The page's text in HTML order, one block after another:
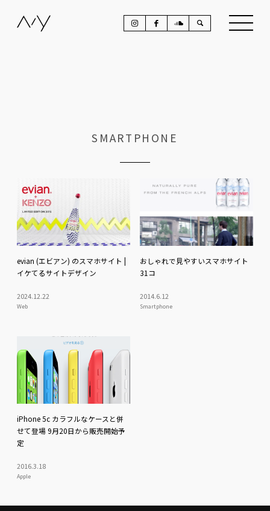
SMARTPHONE
evian (エビアン) のスマホサイト |
イケてるサイトデザイン
2024.12.22
Web
おしゃれで見やすいスマホサイト
31コ
2014.6.12
Smartphone
iPhone 5c カラフルなケースと併
せて登場 9月20日から販売開始予
定
2016.3.18
Apple